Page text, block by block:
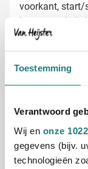
Toestemming
Verantwoord
Wij en onze
gegevens (bijv.
technologieën
voorkant, start/
knop aan de
bediening. De
je huisstijl.
Bij Van Heijster
jouw stopwatch
Met je
Met een
Met